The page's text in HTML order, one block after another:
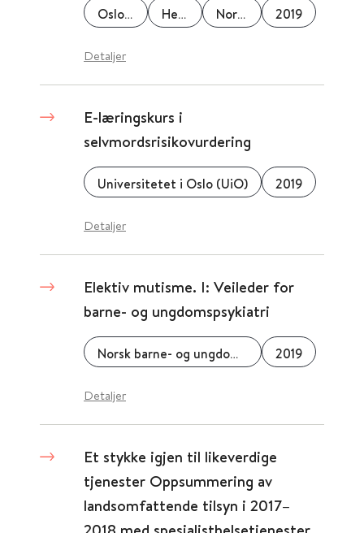
Oslo Universitetssykehus Helsedirektoratet Norsk epilepsiforbund 2019
Detaljer
E-læringskurs i
selvmordsrisikovurdering
Universitetet i Oslo (UiO) 2019
Detaljer
Elektiv mutisme. I: Veileder for
barne- og ungdomspsykiatri
Norsk barne- og ungdomspsykiatrisk forening 2019
Detaljer
Et stykke igjen til likeverdige
tjenester Oppsummering av
landsomfattende tilsyn i 2017–